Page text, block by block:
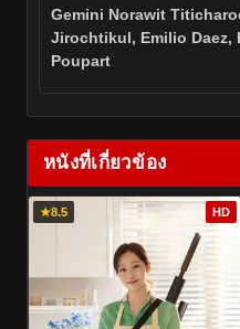
Gemini Norawit
Jirochtikul, Emilio Daez,
Poupart
หนังที่เกี่ยวข้อง
★8.5 HD